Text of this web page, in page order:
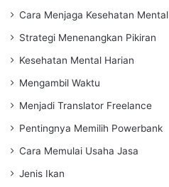
Cara Menjaga Kesehatan Mental
Strategi Menenangkan Pikiran
Kesehatan Mental Harian
Mengambil Waktu
Menjadi Translator Freelance
Pentingnya Memilih Powerbank
Cara Memulai Usaha Jasa
Jenis Ikan